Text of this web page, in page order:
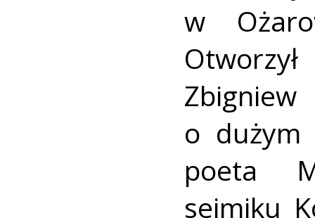
w
o dużym
poeta
sejmiku